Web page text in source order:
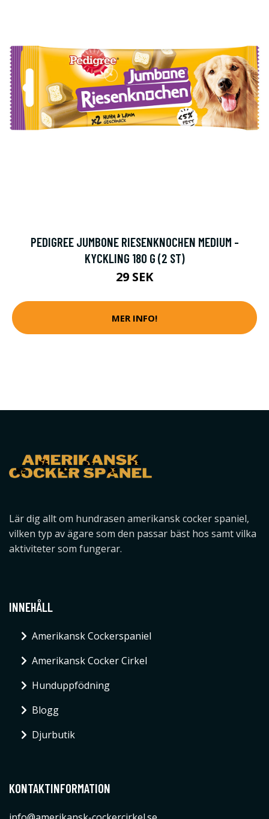
PEDIGREE JUMBONE RIESENKNOCHEN MEDIUM -
KYCKLING 180 G (2 ST)
29 SEK
MER INFO!
Lär dig allt om hundrasen amerikansk cocker spaniel,
vilken typ av ägare som den passar bäst hos samt vilka
aktiviteter som fungerar.
INNEHÅLL
Amerikansk Cockerspaniel
Amerikansk Cocker Cirkel
Hunduppfödning
Blogg
Djurbutik
KONTAKTINFORMATION